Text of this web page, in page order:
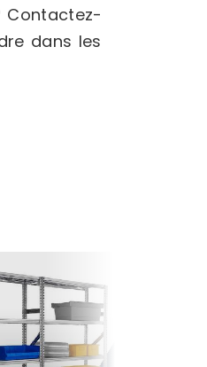
Contactez-
dans les